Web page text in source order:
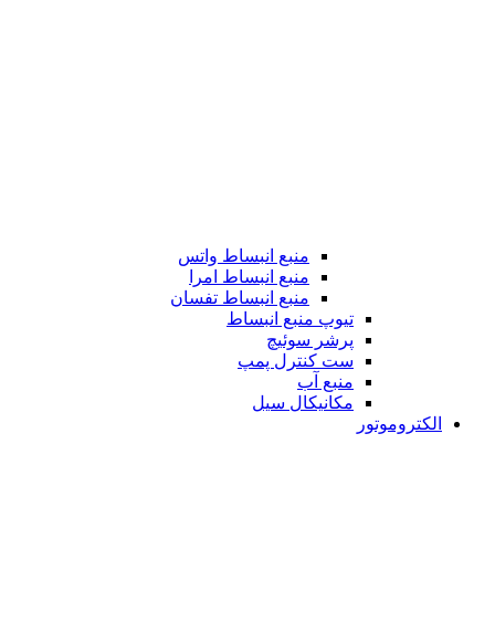
منبع انبساط واتس
منبع انبساط امرا
منبع انبساط تفسان
تیوپ منبع انبساط
پرشر سوئیچ
ست کنترل پمپ
منبع آب
مکانیکال سیل
الکتروموتور